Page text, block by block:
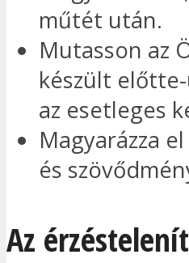
műtét után.
Mutasson az
készült
az esetleges
Magyarázza
és
Az